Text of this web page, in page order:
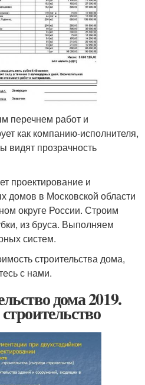
перечнем работ и
как компанию-исполнителя,
видят прозрачность
проектирование и
домов в Московской области
округе России. Строим
из бруса. Выполняем
систем.
строительства дома,
с нами.
дома 2019.